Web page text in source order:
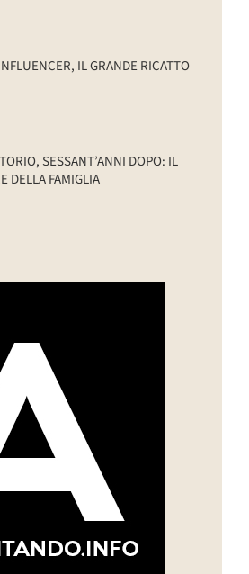
IL GRANDE RICATTO
SESSANT’ANNI DOPO: IL
DELLA FAMIGLIA